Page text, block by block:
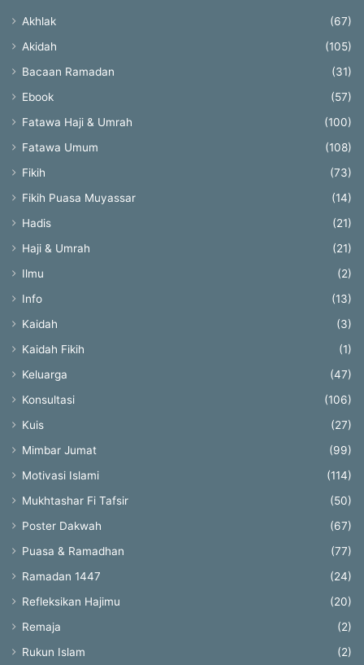
Akhlak
(67)
Akidah
(105)
Bacaan Ramadan
(31)
Ebook
(57)
Fatawa Haji & Umrah
(100)
Fatawa Umum
(108)
Fikih
(73)
Fikih Puasa Muyassar
(14)
Hadis
(21)
Haji & Umrah
(21)
Ilmu
(2)
Info
(13)
Kaidah
(3)
Kaidah Fikih
(1)
Keluarga
(47)
Konsultasi
(106)
Kuis
(27)
Mimbar Jumat
(99)
Motivasi Islami
(114)
Mukhtashar Fi Tafsir
(50)
Poster Dakwah
(67)
Puasa & Ramadhan
(77)
Ramadan 1447
(24)
Refleksikan Hajimu
(20)
Remaja
(2)
Rukun Islam
(2)